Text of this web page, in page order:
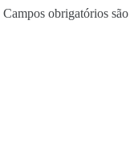
Campos obrigatórios são